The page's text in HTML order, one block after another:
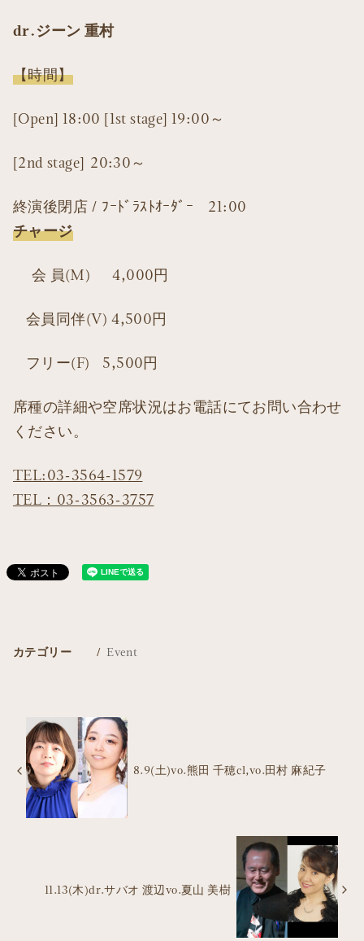
dr.ジーン 重村
【時間】
[Open] 18:00 [1st stage] 19:00～
[2nd stage] 20:30～
終演後閉店 / ﾌｰﾄﾞﾗｽﾄｵｰﾀﾞｰ 21:00
チャージ
会 員(M) 4,000円
会員同伴(V) 4,500円
フリー(F) 5,500円
席種の詳細や空席状況はお電話にてお問い合わせ
ください。
TEL:03-3564-1579
TEL：03-3563-3757
カテゴリー Event
8.9(土)vo.熊田 千穂cl,vo.田村 麻紀子
11.13(木)dr.サバオ 渡辺vo.夏山 美樹